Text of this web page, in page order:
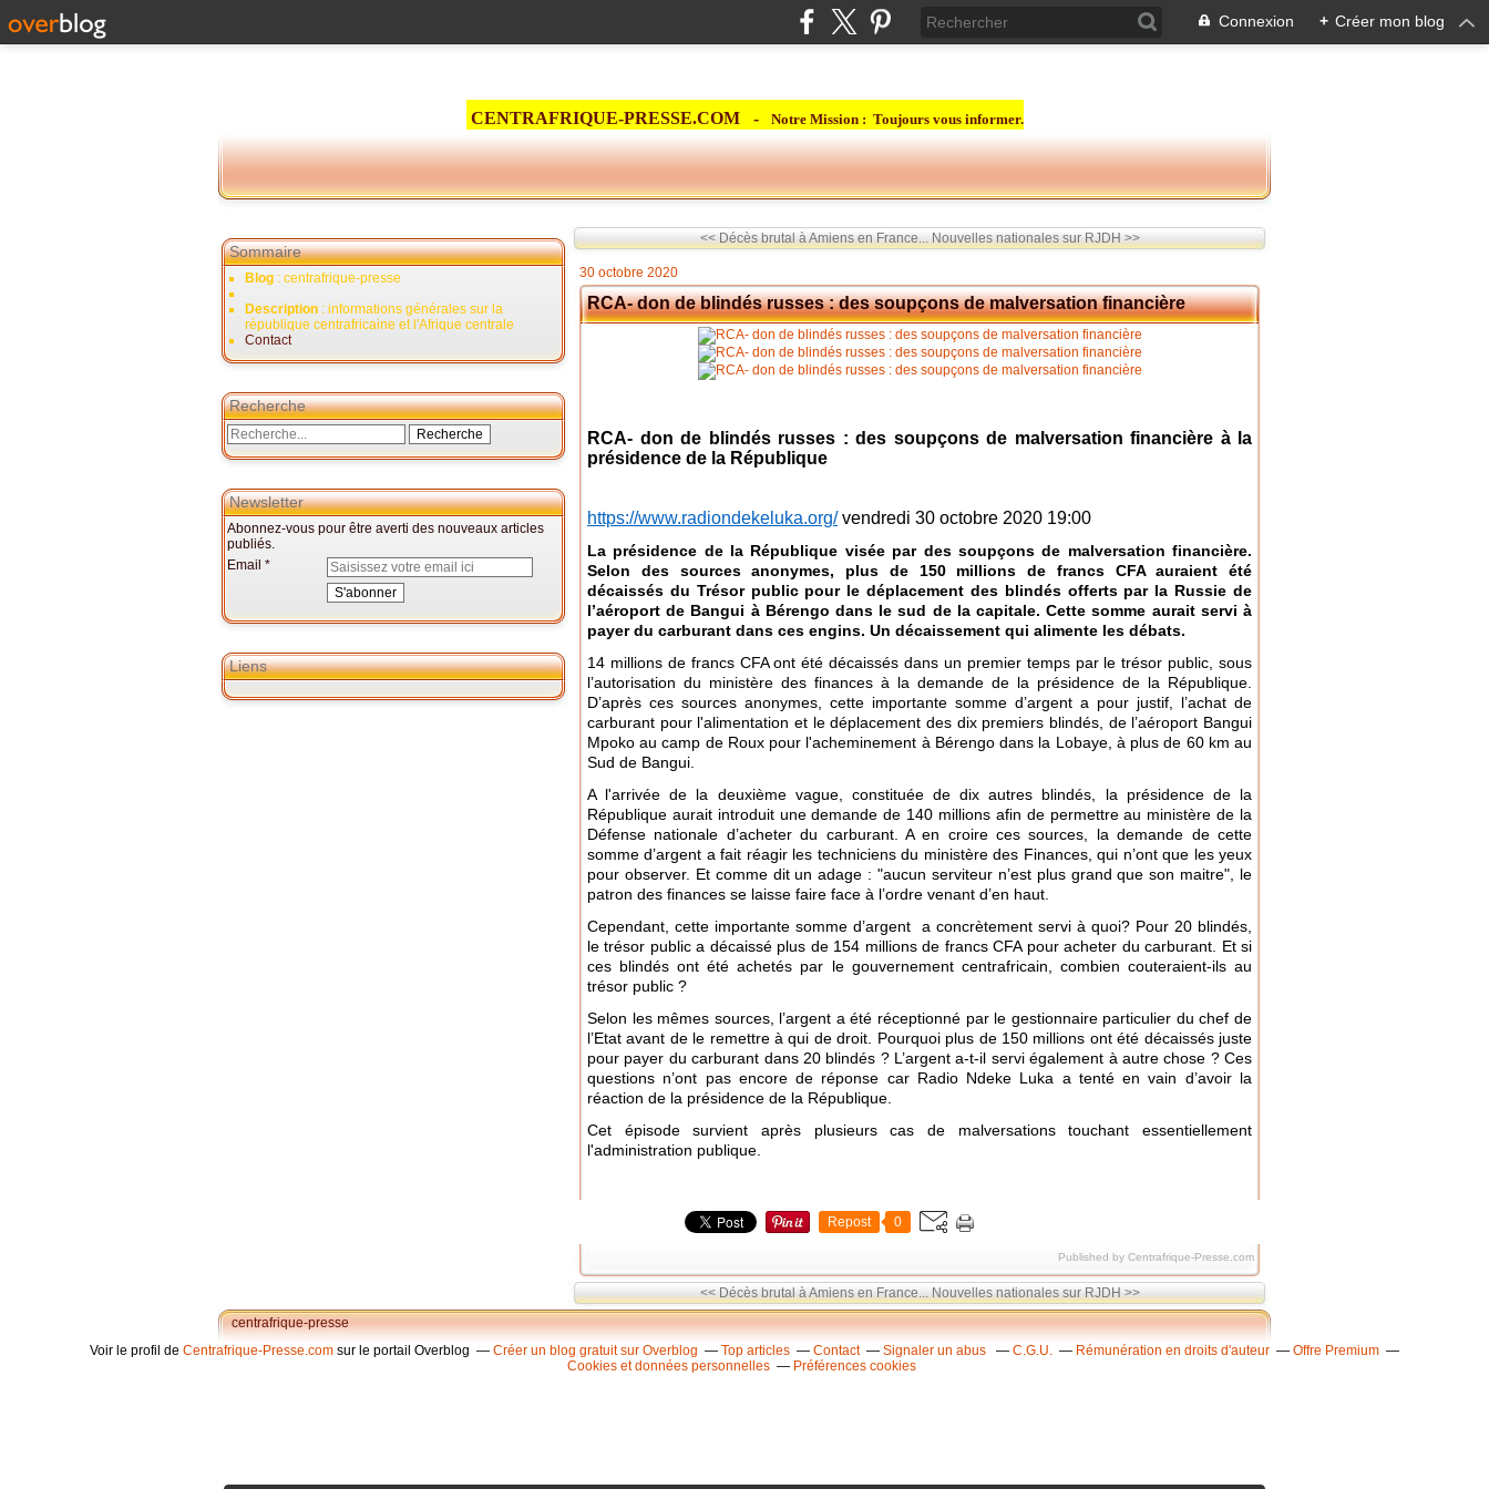
Connexion + Créer mon blog
CENTRAFRIQUE-PRESSE.COM - Notre Mission : Toujours vous informer.
Sommaire
Blog : centrafrique-presse
Description : informations générales sur la
république centrafricaine et l'Afrique centrale
Contact
Recherche
Newsletter
Abonnez-vous pour être averti des nouveaux articles
publiés.
Email
Liens
<< Décès brutal à Amiens en France... Nouvelles nationales sur RJDH >>
30 octobre 2020
RCA- don de blindés russes : des soupçons de malversation financière
RCA- don de blindés russes : des soupçons de malversation financière à la
présidence de la République
https://www.radiondekeluka.org/vendredi 30 octobre 2020 19:00
La présidence de la République visée par des soupçons de malversation financière.
Selon des sources anonymes, plus de 150 millions de francs CFA auraient été
décaissés du Trésor public pour le déplacement des blindés offerts par la Russie de
l’aéroport de Bangui à Bérengo dans le sud de la capitale. Cette somme aurait servi à
payer du carburant dans ces engins. Un décaissement qui alimente les débats.
14 millions de francs CFA ont été décaissés dans un premier temps par le trésor public, sous
l’autorisation du ministère des finances à la demande de la présidence de la République.
D’après ces sources anonymes, cette importante somme d’argent a pour justif, l’achat de
carburant pour l'alimentation et le déplacement des dix premiers blindés, de l’aéroport Bangui
Mpoko au camp de Roux pour l'acheminement à Bérengo dans la Lobaye, à plus de 60 km au
Sud de Bangui.
A l'arrivée de la deuxième vague, constituée de dix autres blindés, la présidence de la
République aurait introduit une demande de 140 millions afin de permettre au ministère de la
Défense nationale d’acheter du carburant. A en croire ces sources, la demande de cette
somme d’argent a fait réagir les techniciens du ministère des Finances, qui n’ont que les yeux
pour observer. Et comme dit un adage : "aucun serviteur n’est plus grand que son maitre", le
patron des finances se laisse faire face à l’ordre venant d’en haut.
Cependant, cette importante somme d’argent a concrètement servi à quoi? Pour 20 blindés,
le trésor public a décaissé plus de 154 millions de francs CFA pour acheter du carburant. Et si
ces blindés ont été achetés par le gouvernement centrafricain, combien couteraient-ils au
trésor public ?
Selon les mêmes sources, l’argent a été réceptionné par le gestionnaire particulier du chef de
l’Etat avant de le remettre à qui de droit. Pourquoi plus de 150 millions ont été décaissés juste
pour payer du carburant dans 20 blindés ? L’argent a-t-il servi également à autre chose ? Ces
questions n’ont pas encore de réponse car Radio Ndeke Luka a tenté en vain d’avoir la
réaction de la présidence de la République.
Cet épisode survient après plusieurs cas de malversations touchant essentiellement
l'administration publique.
Repost 0
Published by Centrafrique-Presse.com
<< Décès brutal à Amiens en France... Nouvelles nationales sur RJDH >>
centrafrique-presse
Voir le profil de Centrafrique-Presse.com sur le portail Overblog Créer un blog gratuit sur Overblog Top articles Contact Signaler un abus C.G.U. Rémunération en droits d'auteur
Offre Premium
Cookies et données personnelles
Préférences cookies